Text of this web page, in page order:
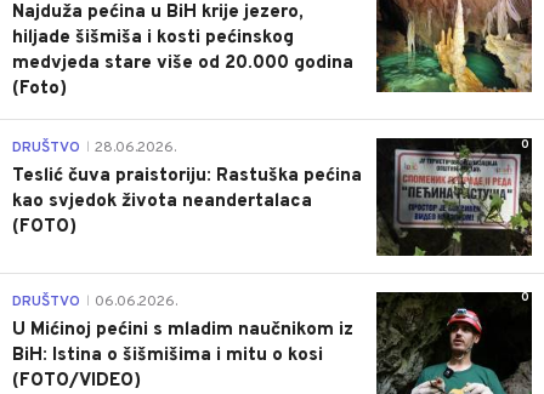
Najduža pećina u BiH krije jezero,
hiljade šišmiša i kosti pećinskog
medvjeda stare više od 20.000 godina
(Foto)
0
DRUŠTVO 28.06.2026.
Teslić čuva praistoriju: Rastuška pećina
kao svjedok života neandertalaca
(FOTO)
0
DRUŠTVO 06.06.2026.
U Mićinoj pećini s mladim naučnikom iz
BiH: Istina o šišmišima i mitu o kosi
(FOTO/VIDEO)